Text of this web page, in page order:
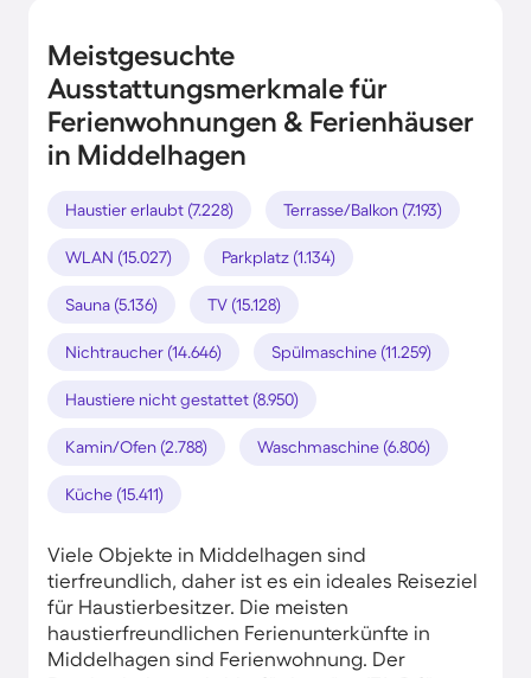
Meistgesuchte
Ausstattungsmerkmale für
Ferienwohnungen & Ferienhäuser
in Middelhagen
Haustier erlaubt (7.228) Terrasse/Balkon (7.193)
WLAN (15.027) Parkplatz (1.134)
Sauna (5.136) TV (15.128)
Nichtraucher (14.646) Spülmaschine (11.259)
Haustiere nicht gestattet (8.950)
Kamin/Ofen (2.788) Waschmaschine (6.806)
Küche (15.411)
Viele Objekte in Middelhagen sind
tierfreundlich, daher ist es ein ideales Reiseziel
für Haustierbesitzer. Die meisten
haustierfreundlichen Ferienunterkünfte in
Middelhagen sind Ferienwohnung. Der